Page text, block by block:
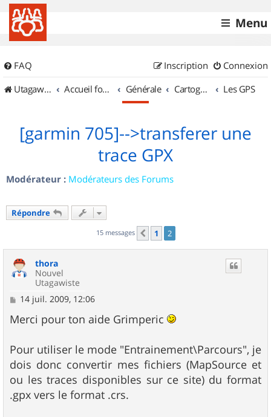
Menu
FAQ Connexion
Inscription
UtagawaVTT (Randos VTT et VTTAE avec traces GPS)
Accueil forum Générale Cartographie et GPS Les GPS
[garmin 705]-->transferer une
trace GPX
Modérateur : Modérateurs des Forums
Répondre
15 messages Précédent
1 2
thora
Nouvel
Utagawiste
M
s
s
g
e
14 juil. 2009, 12:06
Merci pour ton aide Grimperic
Pour utiliser le mode "Entrainement\Parcours", je
dois donc convertir mes fichiers (MapSource et
ou les traces disponibles sur ce site) du format
.gpx vers le format .crs.